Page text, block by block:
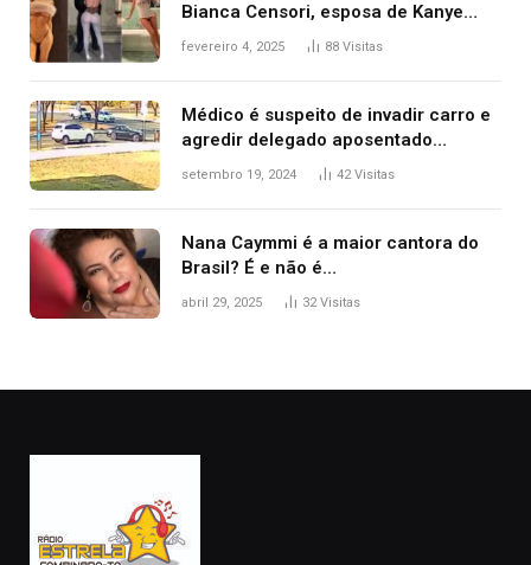
Bianca Censori, esposa de Kanye
West que apareceu nua no Grammy
fevereiro 4, 2025 88 Visitas
Médico é suspeito de invadir carro e
agredir delegado aposentado
durante confusão no trânsito
setembro 19, 2024 42Visitas
Nana Caymmi é a maior cantora do
Brasil? É e não é…
abril 29, 2025 32Visitas